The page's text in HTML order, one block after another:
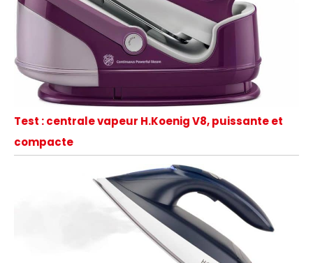
Test : centrale vapeur H.Koenig V8, puissante et
compacte